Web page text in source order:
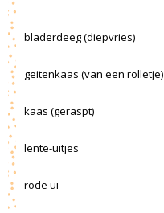
bladerdeeg (diepvries)
geitenkaas (van een rolletje)
kaas (geraspt)
lente-uitjes
rode ui